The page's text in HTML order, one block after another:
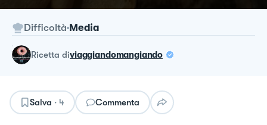
Difficoltà Media
ricetta diviaggiandomangiando
Salva · 4 Commenta